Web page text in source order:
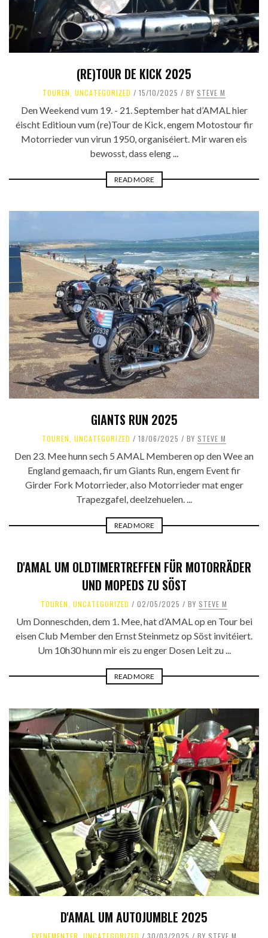
(RE)TOUR DE KICK 2025
TOUREN UNCATEGORIZED 15/10/2025 BY STEVE M
Den Weekend vum 19. - 21. September hat d’AMAL hier
éischt Editioun vum (re)Tour de Kick, engem Motostour fir
Motorrieder vun virun 1950, organiséiert. Mir waren eis
bewosst, dass eleng ...
READ MORE
GIANTS RUN 2025
TOUREN UNCATEGORIZED 18/06/2025 BY STEVE M
Den 23. Mee hunn sech 5 AMAL Memberen op den Wee an
England gemaach, fir um Giants Run, engem Event fir
Girder Fork Motorrieder, also Motorrieder mat enger
Trapezgafel, deelzehuelen. ...
READ MORE
D'AMAL UM OLDTIMERTREFFEN FÜR MOTORRÄDER
UND MOPEDS ZU SÖST
TOUREN UNCATEGORIZED 02/05/2025 BY STEVE M
Um Donneschden, dem 1. Mee, hat d’AMAL op en Tour bei
eisen Club Member den Ernst Steinmetz op Söst invitéiert.
Um 10h30 hunn mir eis zu enger Dosen Leit zu ...
READ MORE
D'AMAL UM AUTOJUMBLE 2025